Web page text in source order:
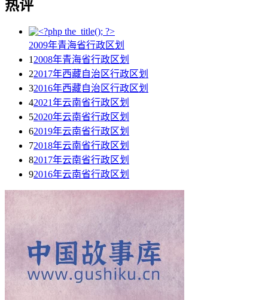
热评
2009年青海省行政区划
1 2008年青海省行政区划
22017年西藏自治区行政区划
32016年西藏自治区行政区划
42021年云南省行政区划
52020年云南省行政区划
62019年云南省行政区划
72018年云南省行政区划
82017年云南省行政区划
92016年云南省行政区划